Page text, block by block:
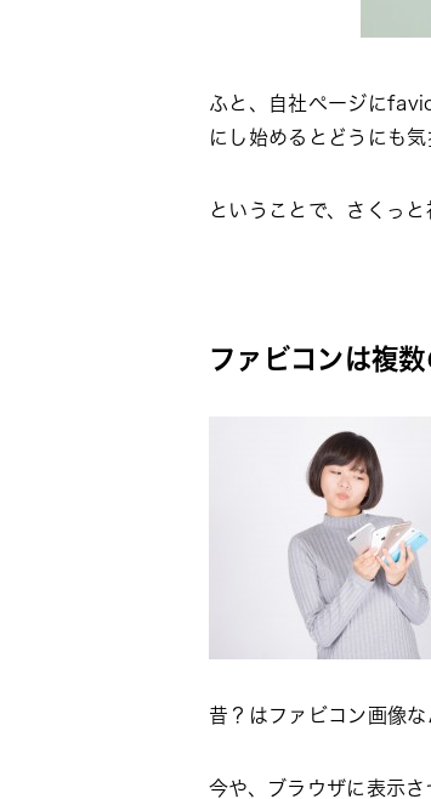
ふと、自社ページに
にし始めるとどうにも気
ということで、さくっ
ファビコンは複
昔？はファビコン画像
今や、ブラウザに表示